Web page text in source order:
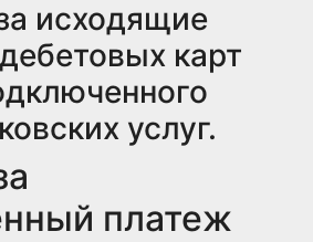
исходящие
карт
услуг.
платеж